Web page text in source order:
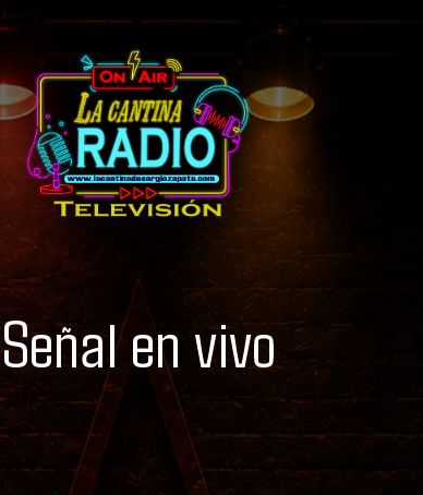
Señal en vivo